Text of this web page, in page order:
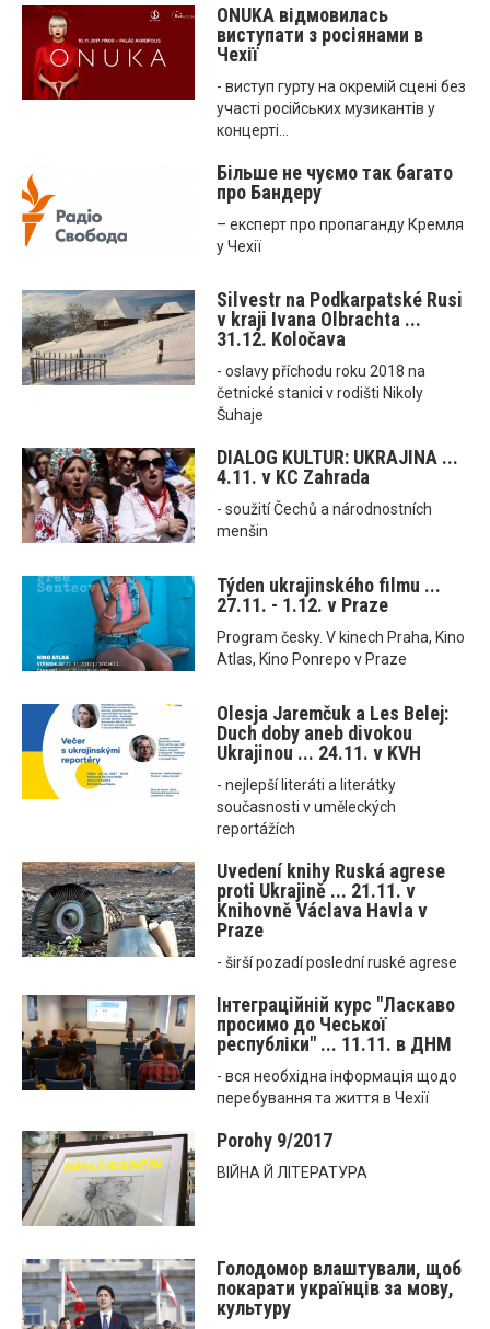
ONUKA відмовилась
виступати з росіянами в
Чехії
- виступ гурту на окремій сцені без
участі російських музикантів у
концерті...
Більше не чуємо так багато
про Бандеру
– експерт про пропаганду Кремля
у Чехії
Silvestr na Podkarpatské Rusi
v kraji Ivana Olbrachta ...
31.12. Koločava
- oslavy příchodu roku 2018 na
četnické stanici v rodišti Nikoly
Šuhaje
DIALOG KULTUR: UKRAJINA ...
4.11. v KC Zahrada
- soužití Čechů a národnostních
menšin
Týden ukrajinského filmu ...
27.11. - 1.12. v Praze
Program česky. V kinech Praha, Kino
Atlas, Kino Ponrepo v Praze
Olesja Jaremčuk a Les Belej:
Duch doby aneb divokou
Ukrajinou ... 24.11. v KVH
- nejlepší literáti a literátky
současnosti v uměleckých
reportážích
Uvedení knihy Ruská agrese
proti Ukrajině ... 21.11. v
Knihovně Václava Havla v
Praze
- širší pozadí poslední ruské agrese
Інтеграційній курс "Ласкаво
просимо до Чеської
республіки" ... 11.11. в ДНМ
- вся необхідна інформація щодо
перебування та життя в Чехії
Porohy 9/2017
ВІЙНА Й ЛІТЕРАТУРА
Голодомор влаштували, щоб
покарати українців за мову,
культуру